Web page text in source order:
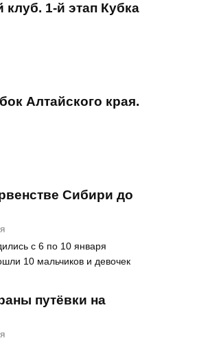
1-й этап Кубка
Алтайского края.
Сибири до
с 6 по 10 января
10 мальчиков и девочек
путёвки на